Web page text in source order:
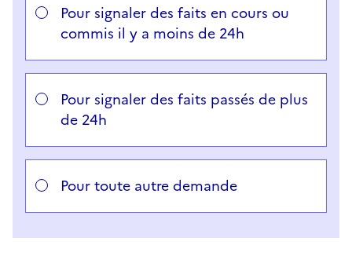
Pour signaler des faits en cours ou
commis il y a moins de 24h
Pour signaler des faits passés de plus
de 24h
Pour toute autre demande